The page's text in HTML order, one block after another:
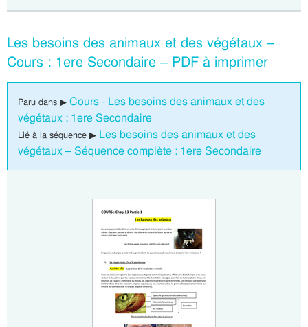
Les besoins des animaux et des végétaux –
Cours : 1ere Secondaire – PDF à imprimer
Paru dans ▶ Cours - Les besoins des animaux et des
végétaux : 1ere Secondaire
Lié à la séquence ▶ Les besoins des animaux et des
végétaux – Séquence complète : 1ere Secondaire